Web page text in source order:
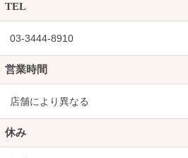
TEL
03-3444-8910
営業時間
店舗により異なる
休み